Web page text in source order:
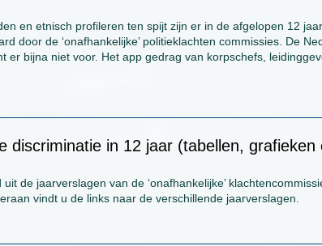
en etnisch profileren ten spijt zijn er in de afgelopen 12
door de ‘onafhankelijke’ politieklachten commissies. De
er bijna niet voor. Het app gedrag van korpschefs,
discriminatie in 12 jaar (tabellen, grafieken
de jaarverslagen van de ‘onafhankelijke’
vindt u de links naar de verschillende jaarverslagen.